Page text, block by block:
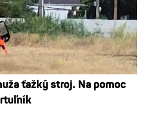
ťažký stroj. Na pomoc